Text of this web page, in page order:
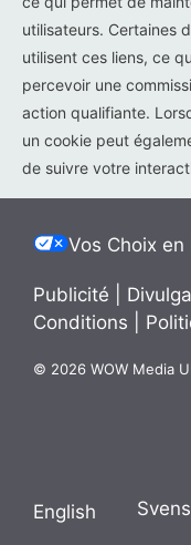
utilisateurs. Certaines
utilisent ces liens, ce
percevoir une
action qualifiante.
un cookie peut
de suivre votre
Vos Choix
Publicité
Conditions
© 2026 WOW Media
English